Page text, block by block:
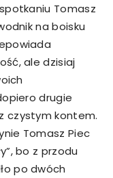
Tomasz
na boisku
ale dzisiaj
drugie
czystym kontem.
Tomasz Piec
bo z przodu
po dwóch